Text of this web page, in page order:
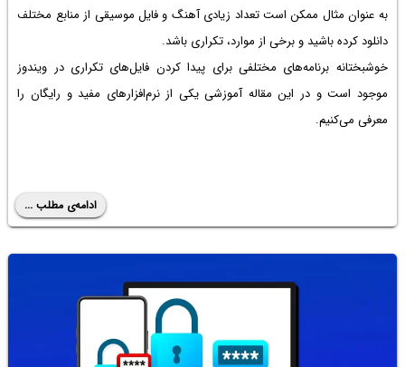
به عنوان مثال ممکن است تعداد زیادی آهنگ و فایل موسیقی از منابع مختلف
دانلود کرده باشید و برخی از موارد، تکراری باشد.
خوشبختانه برنامه‌های مختلفی برای پیدا کردن فایل‌های تکراری در ویندوز
موجود است و در این مقاله آموزشی یکی از نرم‌افزارهای مفید و رایگان را
معرفی می‌کنیم.
ادامه‌ی مطلب ...